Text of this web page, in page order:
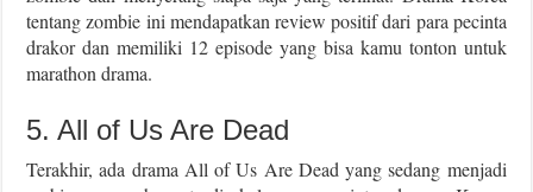
tentang zombie ini mendapatkan review positif dari para pecinta
drakor dan memiliki 12 episode yang bisa kamu tonton untuk
marathon drama.
5. All of Us Are Dead
Terakhir, ada drama All of Us Are Dead yang sedang menjadi